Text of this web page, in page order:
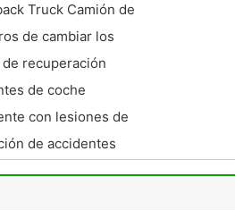
Truck Camión de
de cambiar los
recuperación
de coche
con lesiones de
de accidentes